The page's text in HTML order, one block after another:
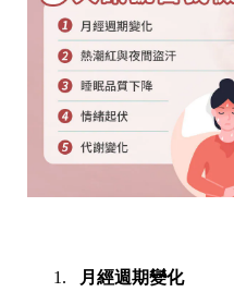
月經週期變化